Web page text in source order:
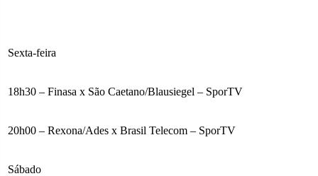
Sexta-feira
18h30 – Finasa x São Caetano/Blausiegel – SporTV
20h00 – Rexona/Ades x Brasil Telecom – SporTV
Sábado